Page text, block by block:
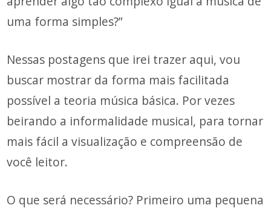
uma forma simples?”
Nessas postagens que irei trazer aqui, vou
buscar mostrar da forma mais facilitada
possível a teoria música básica. Por vezes
beirando a informalidade musical, para tornar
mais fácil a visualização e compreensão de
você leitor.
O que será necessário? Primeiro uma pequena